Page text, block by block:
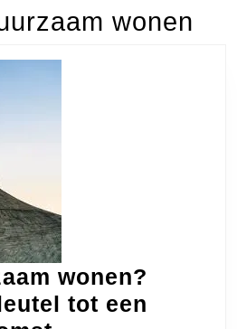
wonen
wonen?
tot een